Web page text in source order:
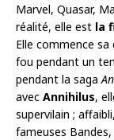
Marvel, Quasar,
réalité, elle est la
Elle commence
fou pendant un
pendant la saga
avec Annihilus,
supervilain ;
fameuses